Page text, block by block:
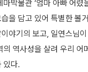
박물관 ‘엄마 아빠 어
을 담고 있어 특별한 볼
야기의 보고, 일연스님
역사성을 살려 우리
있다.